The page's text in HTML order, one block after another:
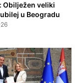
Obilježen veliki
u Beogradu